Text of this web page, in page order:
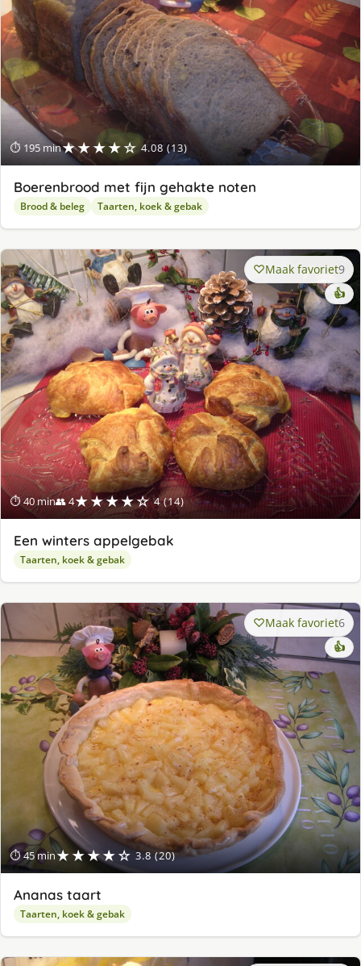
⏱ 195 min★★★★☆ 4.08 (13)
Boerenbrood met fijn gehakte noten
Brood & beleg Taarten, koek & gebak
⏱ 40 min👥 4★★★★☆ 4 (14)
Maak favoriet9
👍
Een winters appelgebak
Taarten, koek & gebak
⏱ 45 min★★★★☆ 3.8 (20)
Maak favoriet6
👍
Ananas taart
Taarten, koek & gebak